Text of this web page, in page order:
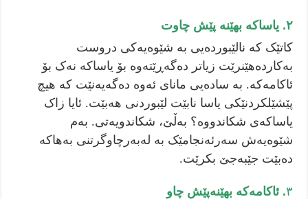
٢. یاساکە بهێنە پێش چاوت
کاتێک کە نالێبوردەیی بە شێوەیەکی دروست
بەکاردەهێنرێت زیاتر دەگەڕێتەوە بۆ یاساکە نەک بۆ
ئاکامەکە. بە سادەیی مانای ئەوە دەگەیەنێت کە هیچ
پێشێلکردنێکی یاسا نابێت لێبوردنی هەبێت. ئایا زاک
یاساکەی شکاندووە؟ بەڵێ، شکاندویەتی. بەم
شێوەیەش سەرئەنجامێک بە لەبەرچاوگرتنی بەهاکە
دەبێت جێبەجێ بکرێت.
٣. ئاکامەکە بهێنەپێش چاو